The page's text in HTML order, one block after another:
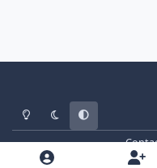
Light ModeDark ModeSystem Preference
WT - http://